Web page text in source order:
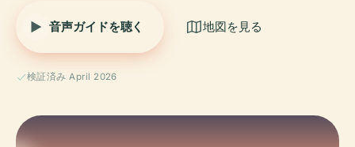
音声ガイドを聴く 地図を見る
検証済み April 2026